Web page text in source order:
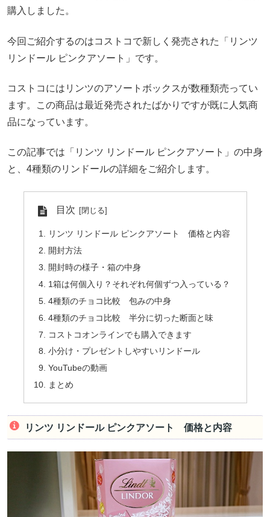
購入しました。
今回ご紹介するのはコストコで新しく発売された「リンツ
リンドール ピンクアソート」です。
コストコにはリンツのアソートボックスが数種類売ってい
ます。この商品は最近発売されたばかりですが既に人気商
品になっています。
この記事では「リンツ リンドール ピンクアソート」の中身
と、4種類のリンドールの詳細をご紹介します。
目次
リンツ リンドール ピンクアソート 価格と内容
開封方法
開封時の様子・箱の中身
1箱は何個入り？それぞれ何個ずつ入っている？
4種類のチョコ比較 包みの中身
4種類のチョコ比較 半分に切った断面と味
コストコオンラインでも購入できます
小分け・プレゼントしやすいリンドール
YouTubeの動画
まとめ
リンツ リンドール ピンクアソート 価格と内容